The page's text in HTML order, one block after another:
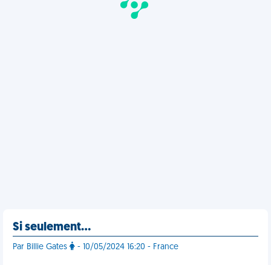
Si seulement…
Par Billie Gates - 10/05/2024 16:20 - France